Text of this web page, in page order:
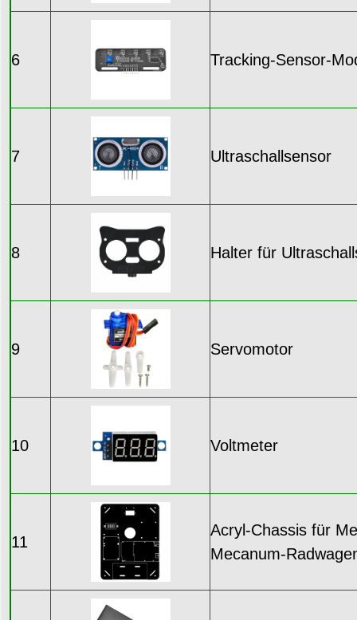
6 Tracking-Sensor-
7 Ultraschallsensor
8 Halter für
9 Servomotor
10 Voltmeter
11
Acryl-Chassis für
Mecanum-